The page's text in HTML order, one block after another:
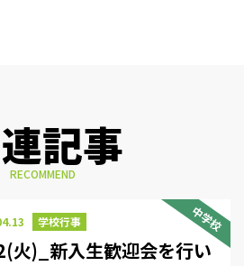
記事
RECOMMEND
中学校
学校行事
火)_新入生歓迎会を行い